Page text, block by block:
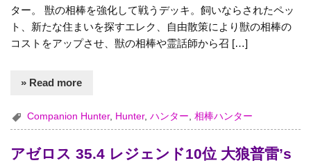
ター。 獣の相棒を強化して戦うデッキ。飼いならされたペッ
ト、新たな住まいを探すエレク、自由散策により獣の相棒の
コストをアップさせ、獣の相棒や霊話師から召 […]
» Read more
Companion Hunter, Hunter,ハンター ,相棒ハンター
アゼロス 35.4 レジェンド10位 大狼普雷’s